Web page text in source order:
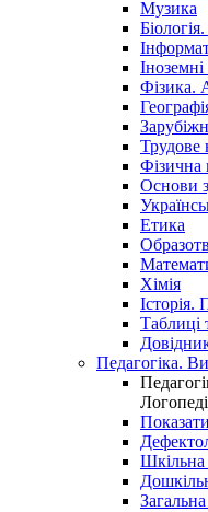
Музика
Фізика.
Трудове
Фізична
Основи
Етика
Хімія
Історія.
Таблиці
Педагогіка.
Шкільна